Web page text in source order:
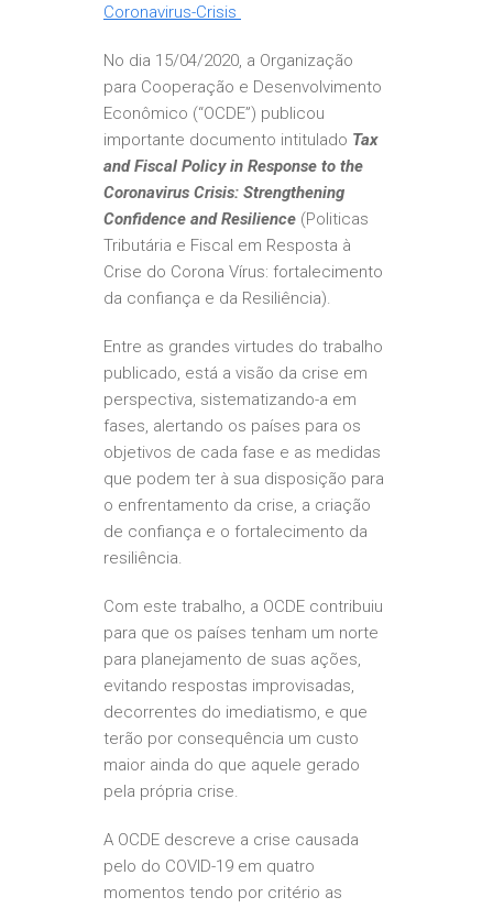
Coronavirus-Crisis
No dia 15/04/2020, a Organização
para Cooperação e Desenvolvimento
Econômico (“OCDE”) publicou
importante documento intitulado Tax
and Fiscal Policy in Response to the
Coronavirus Crisis: Strengthening
Confidence and Resilience (Politicas
Tributária e Fiscal em Resposta à
Crise do Corona Vírus: fortalecimento
da confiança e da Resiliência).
Entre as grandes virtudes do trabalho
publicado, está a visão da crise em
perspectiva, sistematizando-a em
fases, alertando os países para os
objetivos de cada fase e as medidas
que podem ter à sua disposição para
o enfrentamento da crise, a criação
de confiança e o fortalecimento da
resiliência.
Com este trabalho, a OCDE contribuiu
para que os países tenham um norte
para planejamento de suas ações,
evitando respostas improvisadas,
decorrentes do imediatismo, e que
terão por consequência um custo
maior ainda do que aquele gerado
pela própria crise.
A OCDE descreve a crise causada
pelo do COVID-19 em quatro
momentos tendo por critério as